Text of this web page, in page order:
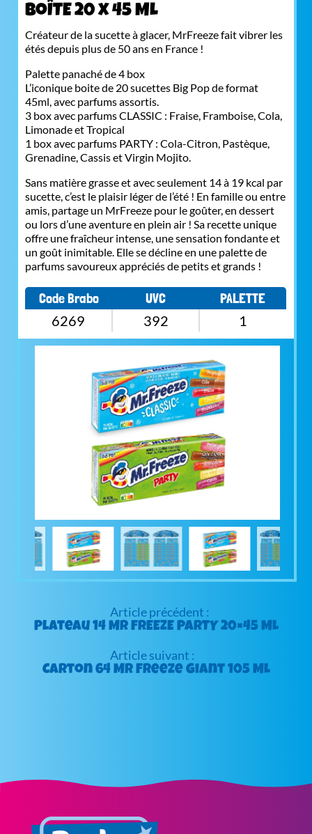
BoÎTE 20 x 45 ML
Créateur de la sucette à glacer, MrFreeze fait vibrer les
étés depuis plus de 50 ans en France !
Palette panaché de 4 box
L’iconique boite de 20 sucettes Big Pop de format
45ml, avec parfums assortis.
3 box avec parfums CLASSIC : Fraise, Framboise, Cola,
Limonade et Tropical
1 box avec parfums PARTY : Cola-Citron, Pastèque,
Grenadine, Cassis et Virgin Mojito.
Sans matière grasse et avec seulement 14 à 19 kcal par
sucette, c’est le plaisir léger de l’été ! En famille ou entre
amis, partage un MrFreeze pour le goûter, en dessert
ou lors d’une aventure en plein air ! Sa recette unique
offre une fraîcheur intense, une sensation fondante et
un goût inimitable. Elle se décline en une palette de
parfums savoureux appréciés de petits et grands !
Code Brabo UVC
PALETTE
6269
392 1
l’articlePlateau 14 Mr FREEZE PARTY 20×45 ML
Carton 64 Mr Freeze Giant 105 ML